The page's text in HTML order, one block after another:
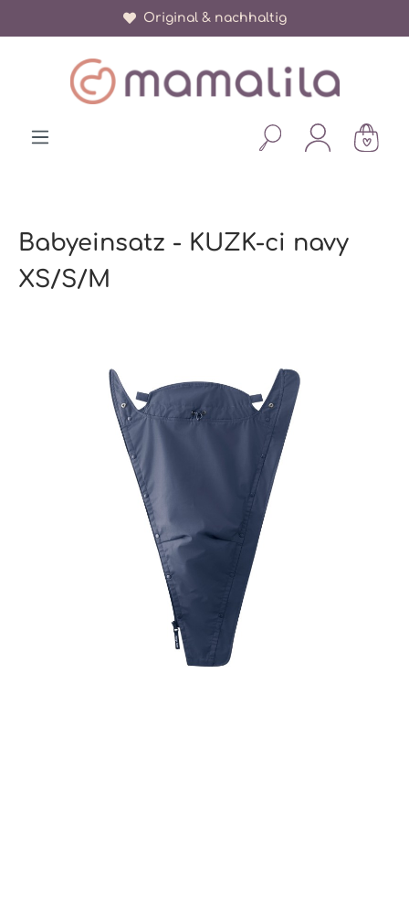
Original & nachhaltig
Babyeinsatz - KUZK-ci navy
XS/S/M